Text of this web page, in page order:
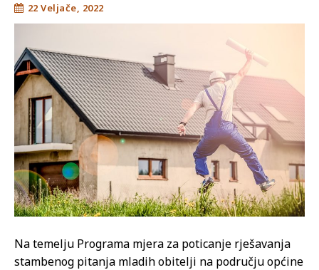
22 Veljače, 2022
Na temelju Programa mjera za poticanje rješavanja
stambenog pitanja mladih obitelji na području općine